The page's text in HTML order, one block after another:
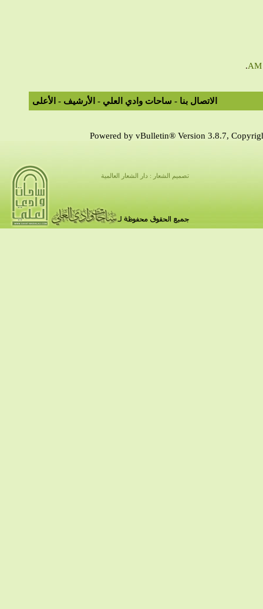
.
الاتصال بنا - ساحات وادي العلي - الأرشيف - الأعلى
Powered by vBulletin® Version 3.8.7,
تصميم الشعار : دار الشعار العالمية